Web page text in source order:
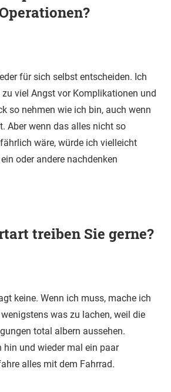
für sich selbst entscheiden. Ich
viel Angst vor Komplikationen und
so nehmen wie ich bin, auch wenn
Aber wenn das alles nicht so
wäre, würde ich vielleicht
oder andere nachdenken
treiben Sie gerne?
keine. Wenn ich muss, mache ich
was zu lachen, weil die
total albern aussehen.
hin und wieder mal ein paar
alles mit dem Fahrrad.